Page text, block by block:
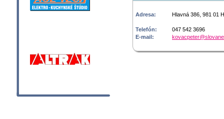
Adresa: Hlavná 386, 981 01
Telefón:
047 542 3696
E-mail: